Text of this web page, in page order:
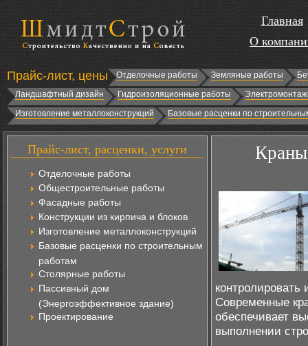
Главная
О
Прайс-лист, цены Отделочные работы Земляные работы
Ландшафтный дизайн
Гидроизоляционные работы
Изготовление металлоконструкций
Базовые расценки по
Прайс-лист, расценки, услуги
Отделочные работы
Общестроительные работы
Фасадные работы
Конструкции из кирпича и блоков
Изготовление металлоконструкций
Базовые расценки по строительным
работам
Столярные работы
Пассивный дом
(Энергоэффективное здание)
Проектирование
Краны
Современные
обеспечивает
выполнении